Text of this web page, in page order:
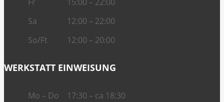
Sa
12:00 – 22:00
So/Ft
12:00 – 20:00
WERKSTATT EINWEISUNG
Mo – Do 17:30 – ca 18:30